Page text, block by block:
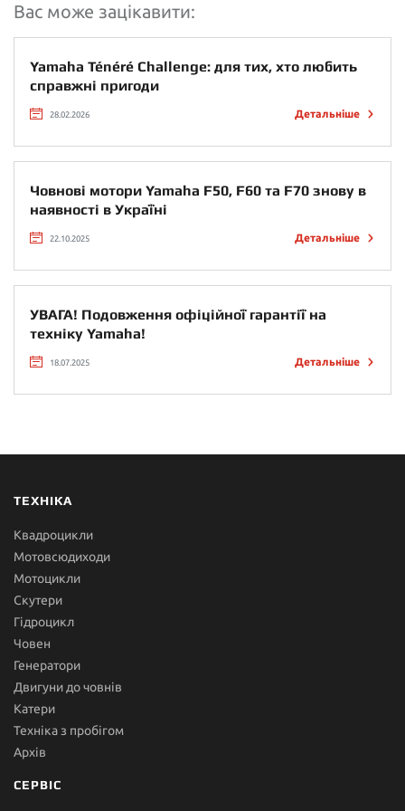
Вас може зацікавити:
Yamaha Ténéré Challenge: для тих, хто любить
справжні пригоди
28.02.2026 Детальніше
Човнові мотори Yamaha F50, F60 та F70 знову в
наявності в Україні
22.10.2025 Детальніше
УВАГА! Подовження офіційної гарантії на
техніку Yamaha!
18.07.2025 Детальніше
ТЕХНІКА
Квадроцикли
Мотовсюдиходи
Мотоцикли
Скутери
Гідроцикл
Човен
Генератори
Двигуни до човнів
Катери
Техніка з пробігом
Архів
СЕРВІС